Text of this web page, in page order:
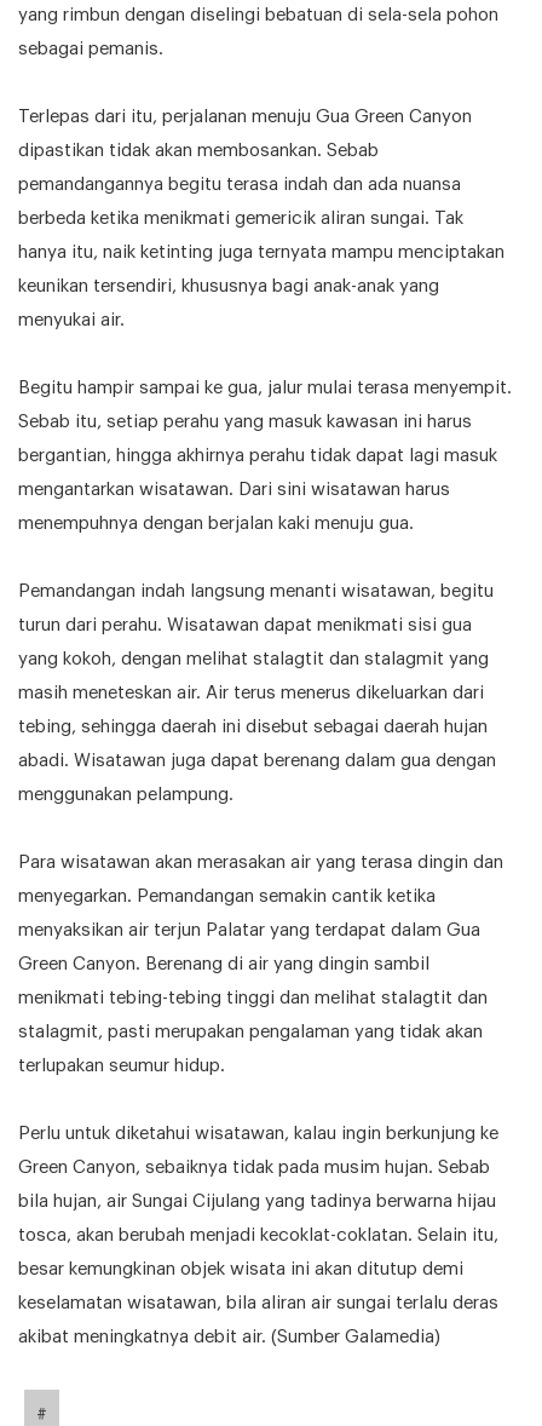
yang rimbun dengan diselingi bebatuan di sela-sela pohon
sebagai pemanis.
Terlepas dari itu, perjalanan menuju Gua Green Canyon
dipastikan tidak akan membosankan. Sebab
pemandangannya begitu terasa indah dan ada nuansa
berbeda ketika menikmati gemericik aliran sungai. Tak
hanya itu, naik ketinting juga ternyata mampu menciptakan
keunikan tersendiri, khususnya bagi anak-anak yang
menyukai air.
Begitu hampir sampai ke gua, jalur mulai terasa menyempit.
Sebab itu, setiap perahu yang masuk kawasan ini harus
bergantian, hingga akhirnya perahu tidak dapat lagi masuk
mengantarkan wisatawan. Dari sini wisatawan harus
menempuhnya dengan berjalan kaki menuju gua.
Pemandangan indah langsung menanti wisatawan, begitu
turun dari perahu. Wisatawan dapat menikmati sisi gua
yang kokoh, dengan melihat stalagtit dan stalagmit yang
masih meneteskan air. Air terus menerus dikeluarkan dari
tebing, sehingga daerah ini disebut sebagai daerah hujan
abadi. Wisatawan juga dapat berenang dalam gua dengan
menggunakan pelampung.
Para wisatawan akan merasakan air yang terasa dingin dan
menyegarkan. Pemandangan semakin cantik ketika
menyaksikan air terjun Palatar yang terdapat dalam Gua
Green Canyon. Berenang di air yang dingin sambil
menikmati tebing-tebing tinggi dan melihat stalagtit dan
stalagmit, pasti merupakan pengalaman yang tidak akan
terlupakan seumur hidup.
Perlu untuk diketahui wisatawan, kalau ingin berkunjung ke
Green Canyon, sebaiknya tidak pada musim hujan. Sebab
bila hujan, air Sungai Cijulang yang tadinya berwarna hijau
tosca, akan berubah menjadi kecoklat-coklatan. Selain itu,
besar kemungkinan objek wisata ini akan ditutup demi
keselamatan wisatawan, bila aliran air sungai terlalu deras
akibat meningkatnya debit air. (Sumber Galamedia)
#